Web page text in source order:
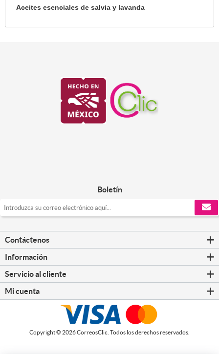
Aceites esenciales de salvia y lavanda
Boletín
Contáctenos
Información
Servicio al cliente
Mi cuenta
Copyright © 2026 CorreosClic. Todos los derechos reservados.